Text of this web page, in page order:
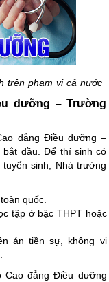
trên phạm vi cả nước
dưỡng – Trường
đẳng Điều dưỡng –
bắt đầu. Để thí sinh có
sinh, Nhà trường
quốc.
tập ở bậc THPT hoặc
án tiền sự, không vi
Cao đẳng Điều dưỡng